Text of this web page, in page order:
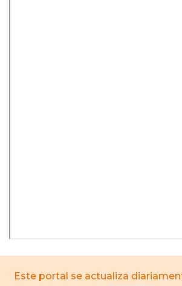
Este portal se actualiza